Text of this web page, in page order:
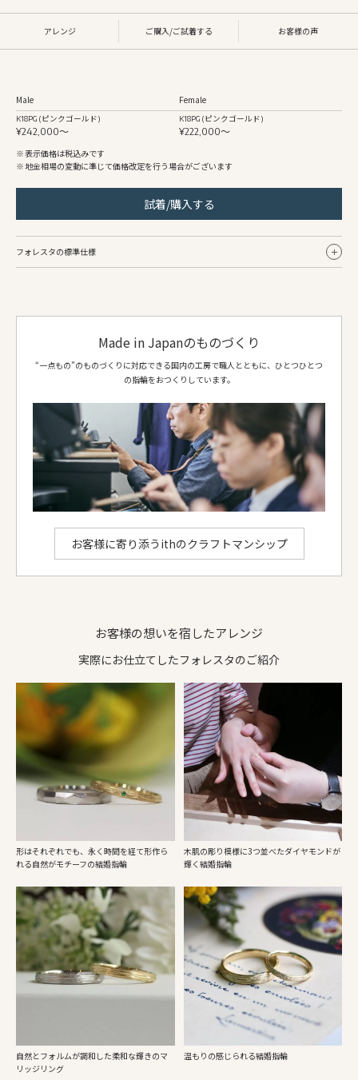
アレンジ ご購入/ご試着する お客様の声
Male Female
K18PG (ピンクゴールド)
¥242,000〜
K18PG (ピンクゴールド)
¥222,000〜
表示価格は税込みです
地金相場の変動に準じて価格改定を行う場合がございます
試着/購入する
フォレスタの標準仕様
K18PG (ピンクゴールド)
K18PG (ピンクゴールド)
仕上げ
フォレスタ彫
フォレスタ彫
フォレスタ彫
フォレスタ彫
リング形状
甲丸
甲丸
-
お選びいただける地金：
K18イエローゴールド、K18ピンクゴールド K18シャンパンゴールド
K18ホワイトゴールド
ithのアレンジでできること
Made in Japanのものづくり
“一点もの”のものづくりに対応できる国内の工房で職人とともに、ひとつひとつ
の指輪をおつくりしています。
お客様に寄り添うithのクラフトマンシップ
お客様の想いを宿したアレンジ
実際にお仕立てしたフォレスタのご紹介
形はそれぞれでも、永く時間を経て形作ら
れる自然がモチーフの結婚指輪
木肌の彫り模様に3つ並べたダイヤモンドが
輝く結婚指輪
自然とフォルムが調和した柔和な輝きのマ
リッジリング
温もりの感じられる結婚指輪